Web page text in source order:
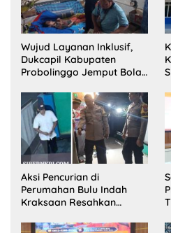
Wujud Layanan Inklusif,
Dukcapil Kabupaten
Probolinggo Jemput Bola
Disabilitas di Dringu
Aksi Pencurian di
Perumahan Bulu Indah
Kraksaan Resahkan